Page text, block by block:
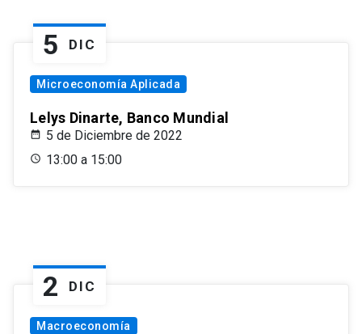
5 DIC
Microeconomía Aplicada
Lelys Dinarte, Banco Mundial
5 de Diciembre de 2022
13:00 a 15:00
2 DIC
Macroeconomía